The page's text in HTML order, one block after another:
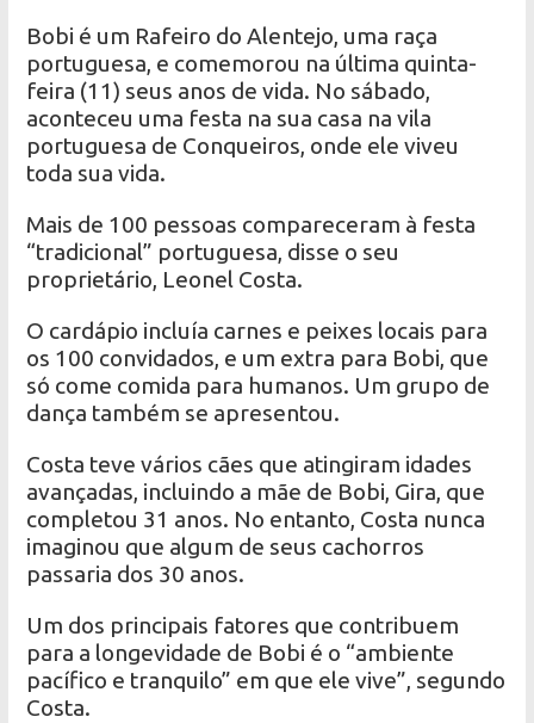
Bobi é um Rafeiro do Alentejo, uma raça
portuguesa, e comemorou na última quinta-
feira (11) seus anos de vida. No sábado,
aconteceu uma festa na sua casa na vila
portuguesa de Conqueiros, onde ele viveu
toda sua vida.
Mais de 100 pessoas compareceram à festa
“tradicional” portuguesa, disse o seu
proprietário, Leonel Costa.
O cardápio incluía carnes e peixes locais para
os 100 convidados, e um extra para Bobi, que
só come comida para humanos. Um grupo de
dança também se apresentou.
Costa teve vários cães que atingiram idades
avançadas, incluindo a mãe de Bobi, Gira, que
completou 31 anos. No entanto, Costa nunca
imaginou que algum de seus cachorros
passaria dos 30 anos.
Um dos principais fatores que contribuem
para a longevidade de Bobi é o “ambiente
pacífico e tranquilo” em que ele vive”, segundo
Costa.